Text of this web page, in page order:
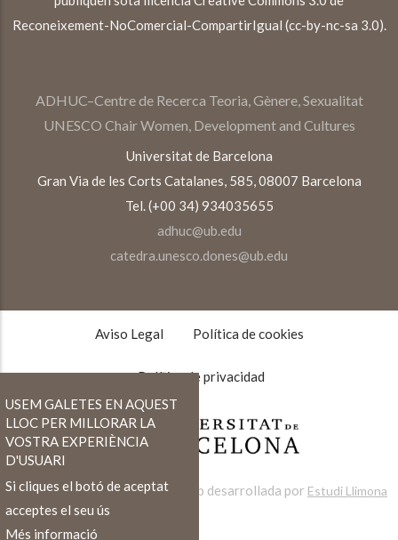
Reconeixement-NoComercial-CompartirIgual (cc-by-nc-sa 3.0).
ADHUC–Centre de Recerca Teoria, Gènere, Sexualitat
UNESCO Chair Women, Development and Cultures
Universitat de Barcelona
Gran Via de les Corts Catalanes, 585, 08007 Barcelona
Tel. (+00 34) 934035655
adhuc@ub.edu
catedra.unesco.dones@ub.edu
TEXTOS
Aviso Legal Política de cookies
Política de privacidad
Web desarrollada por Estudi Llimona
USEM GALETES EN AQUEST
LLOC PER MILLORAR LA
VOSTRA EXPERIÈNCIA
D'USUARI
Si cliques el botó de aceptat
acceptes el seu ús
Més informació